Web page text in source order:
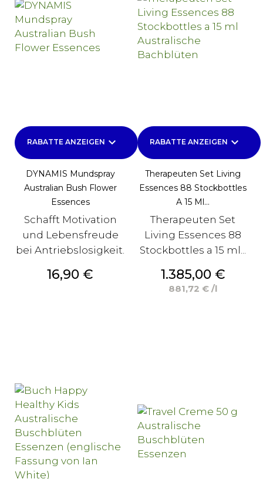
RABATTE ANZEIGEN keyboard_arrow_down
DYNAMIS Mundspray
Australian Bush Flower
Essences
Schafft Motivation
und Lebensfreude
bei Antriebslosigkeit.
Preis
16,90 €
RABATTE ANZEIGEN keyboard_arrow_down
Therapeuten Set Living
Essences 88 Stockbottles
A 15 Ml...
Therapeuten Set
Living Essences 88
Stockbottles a 15 ml...
Preis
1.385,00 €
881,72 € /l